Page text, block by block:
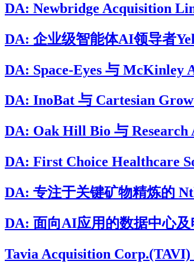
DA: Newbridge Acquisition
DA: 企业级智能体AI领导者
DA: Space-Eyes 与 McKinley
DA: InoBat 与 Cartesian
DA: Oak Hill Bio 与
DA: First Choice Healthcare
DA: 专注于关键矿物精炼的
DA: 面向AI应用的数据中心及
Tavia Acquisition